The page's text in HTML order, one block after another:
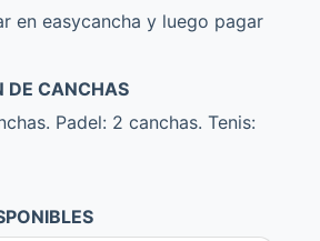
en easycancha y luego pagar
DE CANCHAS
Padel: 2 canchas. Tenis: